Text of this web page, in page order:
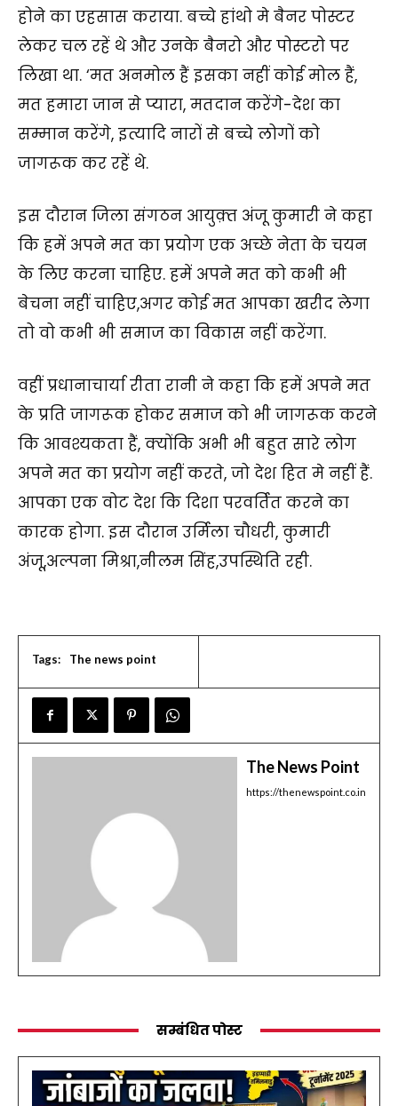
होने का एहसास कराया. बच्चे हांथो मे बैनर पोस्टर
लेकर चल रहें थे और उनके बैनरो और पोस्टरो पर
लिखा था. ‘मत अनमोल हैं इसका नहीं कोई मोल हैं,
मत हमारा जान से प्यारा, मतदान करेंगे-देश का
सम्मान करेंगे, इत्यादि नारों से बच्चे लोगों को
जागरूक कर रहें थे.
इस दौरान जिला संगठन आयुक़्त अंजू कुमारी ने कहा
कि हमें अपने मत का प्रयोग एक अच्छे नेता के चयन
के लिए करना चाहिए. हमें अपने मत को कभी भी
बेचना नहीं चाहिए,अगर कोई मत आपका खरीद लेगा
तो वो कभी भी समाज का विकास नहीं करेंगा.
वहीं प्रधानाचार्या रीता रानी ने कहा कि हमें अपने मत
के प्रति जागरूक होकर समाज को भी जागरूक करने
कि आवश्यकता हैं, क्योंकि अभी भी बहुत सारे लोग
अपने मत का प्रयोग नहीं करते, जो देश हित मे नहीं हैं.
आपका एक वोट देश कि दिशा परवर्तित करने का
कारक होगा. इस दौरान उर्मिला चौधरी, कुमारी
अंजू,अल्पना मिश्रा,नीलम सिंह,उपस्थिति रही.
Tags: The news point
The News Point
https://thenewspoint.co.in
सम्बंधित पोस्ट